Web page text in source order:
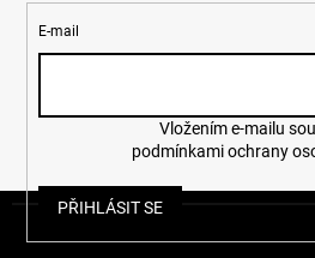
E-mail
podmínkami ochrany
PŘIHLÁSIT SE